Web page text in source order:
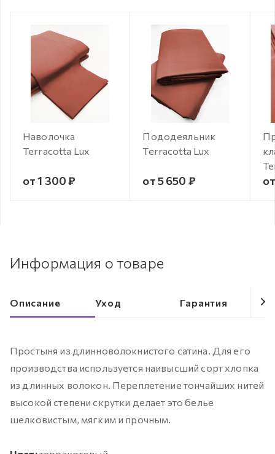
Наволочка
Terracotta Lux
от 1 300 ₽
Пододеяльник
Terracotta Lux
от 5 650 ₽
Информация о товаре
Описание Уход Гарантия
Простыня из длинноволокнистого сатина. Для его
производства используется наивысший сорт хлопка
из длинных волокон. Переплетение тончайших нитей
высокой степени скрутки делает это белье
шелковистым, мягким и прочным.